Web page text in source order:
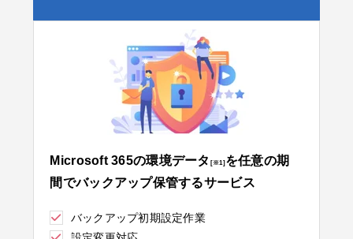
Microsoft 365の環境データ [※1]を任意の期
間でバックアップ保管するサービス
バックアップ初期設定作業